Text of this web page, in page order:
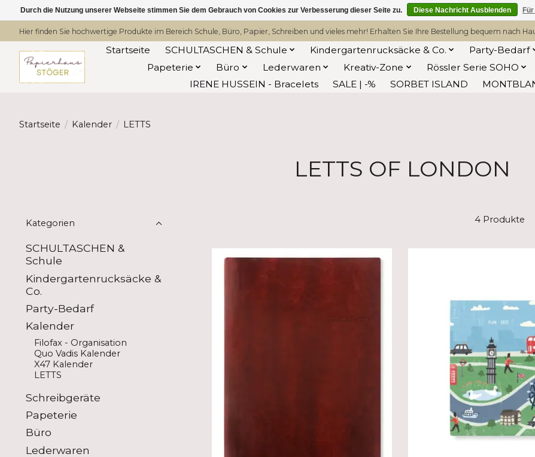
Hier finden Sie hochwertige Produkte im Bereich Schule, Büro, Papier, Schreiben und vieles mehr! Erhalten Sie Ihre Bestellung bequem nach
Startseite SCHULTASCHEN & Schule Kindergartenrucksäcke & Co. Party-Bedarf
Papeterie
Büro Lederwaren Kreativ-Zone Rössler Serie SOHO
IRENE HUSSEIN - Bracelets
SALE | -% SORBET ISLAND
Startseite / Kalender / LETTS
LETTS OF LONDON
Kategorien
SCHULTASCHEN &
Schule
Kindergartenrucksäcke &
Co.
Party-Bedarf
Kalender
Filofax - Organisation
Quo Vadis Kalender
X47 Kalender
LETTS
Schreibgeräte
Papeterie
Büro
Lederwaren
4 Produkte
Durch die Nutzung unserer Webseite stimmen Sie dem Gebrauch von Cookies zur Verbesserung dieser Seite zu. Diese Nachricht Ausblenden